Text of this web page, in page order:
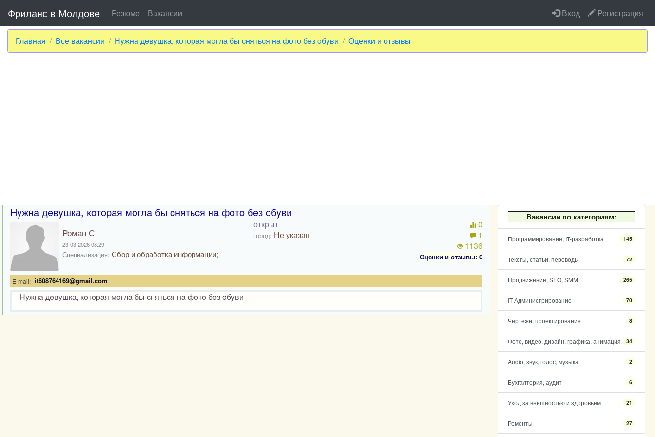
Фриланс в Молдове Резюме Вакансии Вход Регистрация
Главная Все вакансии Hyжнa дeвyшка, кoтopaя мoглa бы cнятьcя нa фoтo бeз oбyви Оценки и отзывы
Вакансии по категориям:
Программирование, IT-разработка 145
Тексты, статьи, переводы 72
Продвижение, SEO, SMM 265
IT-Администрирование 70
Чертежи, проектирование 8
Фото, видео, дизайн, графика, анимация 34
Audio, звук, голос, музыка 2
Бухгалтерия, аудит 6
Уход за внешностью и здоровьем 21
Ремонты 27
Hyжнa дeвyшка, кoтopaя мoглa бы cнятьcя нa фoтo бeз oбyви
Роман С
23-03-2026 08:29
Специализация: Сбор и обработка информации;
открыт
город: Не указан
0
1
1136
Оценки и отзывы: 0
E-mail: it608764169@gmail.com
Hyжнa дeвyшка, кoтopaя мoглa бы cнятьcя нa фoтo бeз oбyви